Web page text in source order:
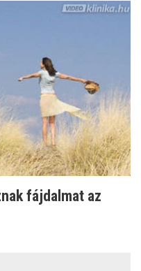
fájdalmat az